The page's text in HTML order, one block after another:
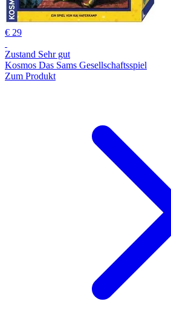
€ 29
Zustand Sehr gut
Kosmos Das Sams Gesellschaftsspiel
Zum Produkt